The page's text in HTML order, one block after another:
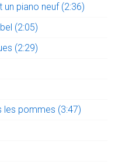
piano neuf (2:36)
(2:05)
(2:29)
les pommes (3:47)